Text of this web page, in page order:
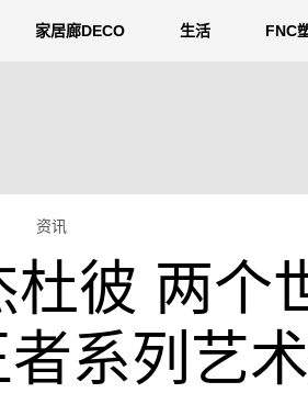
家居廊DECO 生活 FNC
资讯
彼 两个
系列艺